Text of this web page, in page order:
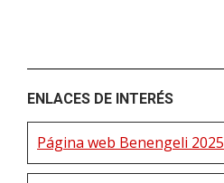
ENLACES DE INTERÉS
Página web Benengeli 2025